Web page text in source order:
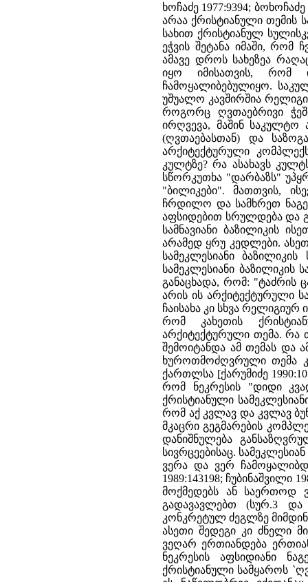
ხოჩაძე 1977:93­94; ბოხოჩაძე
არაა ქრისტიანული თემის
სახით ქრის­ტიანულ
ეჭვის შეტანა იმაში, რომ
ამავე დროს სახეზეა
იყო იმისათვის, რომ
ჩამოყალიბებულიყო.
უშუალო კავშირშია
როგორც ღვთაებრივი
ირღვევა, მაშინ
(ღვთაებასთან) და
არქიტექტურული
კულტზე? რა ასახავს
სწორ­კუთხა "დარბაზს"
"ბილიკები". მათთვის,
ჩრდილო და სამხრეთ
აფსიდებით სრულდება და
სამნავიანი ბაზილიკის
არამედ ყრუ კედლები.
სამეკლესიანი
სამეკლესიანი
განაცხადა, რომ: "ტაძრის
არის ის არქიტექტურული
ჩაისახა კი სხვა რელიგიურ
რომ კახეთის
არქიტექტურული თემა. რა
შემოიტანდა ამ თემას
ხუროთმოძღვრული თემა
ქართლსა [ქარუმიძე
რომ ნეკრესის "დიდი
ქრისტიანული
რომ აქ კვლავ და კვლავ
მკაცრი გეგმარების
დანიშნულება
სივრცეებისაც.
ვერა და ვერ
1989:143­198; ჩუბინაშვილი
მოქმედებს ან საერთოდ
გადავავლებთ (სურ.3
კონკრეტულ ძეგლზე
ასეთი შედეგი კი ძნელი
ვეღარ ერთიანდება
ნეკრესის აფსიდიანი
ქრისტიანული სამყაროს